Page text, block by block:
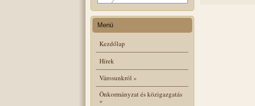
Menü
Kezdőlap
Hírek
Városunkról »
Önkormányzat és közigazgatás
»